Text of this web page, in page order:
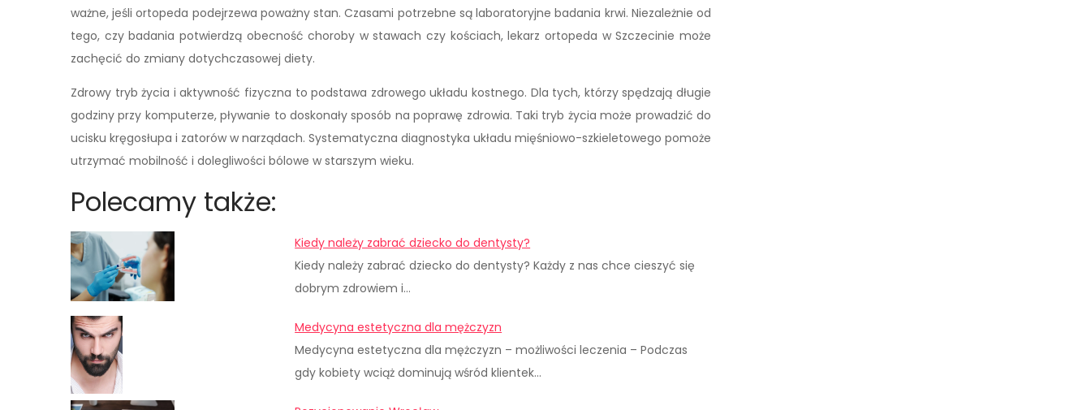
ważne, jeśli ortopeda podejrzewa poważny stan. Czasami potrzebne są laboratoryjne badania krwi. Niezależnie od
tego, czy badania potwierdzą obecność choroby w stawach czy kościach, lekarz ortopeda w Szczecinie może
zachęcić do zmiany dotychczasowej diety.
Zdrowy tryb życia i aktywność fizyczna to podstawa zdrowego układu kostnego. Dla tych, którzy spędzają długie
godziny przy komputerze, pływanie to doskonały sposób na poprawę zdrowia. Taki tryb życia może prowadzić do
ucisku kręgosłupa i zatorów w narządach. Systematyczna diagnostyka układu mięśniowo-szkieletowego pomoże
utrzymać mobilność i dolegliwości bólowe w starszym wieku.
Polecamy także:
Kiedy należy zabrać dziecko do dentysty?
Kiedy należy zabrać dziecko do dentysty? Każdy z nas chce cieszyć się
dobrym zdrowiem i…
Medycyna estetyczna dla mężczyzn
Medycyna estetyczna dla mężczyzn – możliwości leczenia – Podczas
gdy kobiety wciąż dominują wśród klientek…